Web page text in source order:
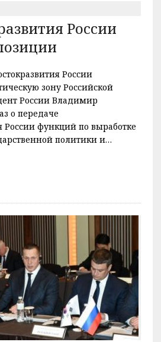
России
России
зону Российской
России Владимир
о передаче
России функций по выработке
политики и…